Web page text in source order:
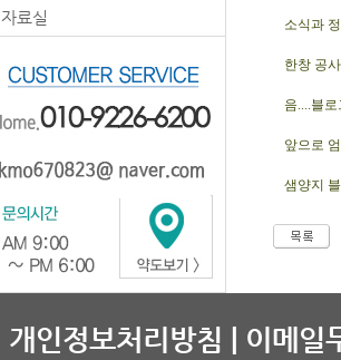
자료실
소식과
한창 공
음....블
앞으로
샘양지
개인정보처리방침 | 이메일